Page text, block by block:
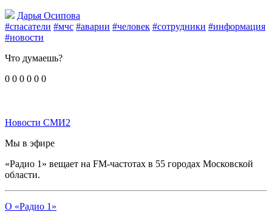
Дарья Осипова
#спасатели #мчс #аварии #человек #сотрудники #информация
#новости
Что думаешь?
0 0 0 0 0 0
Новости СМИ2
Мы в эфире
«Радио 1» вещает на FM-частотах в 55 городах Московской
области.
О «Радио 1»